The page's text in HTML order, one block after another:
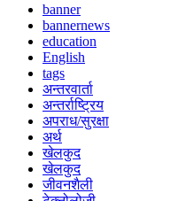
banner
bannernews
education
English
tags
अन्तरवार्ता
अन्तर्राष्ट्रिय
अपराध/सुरक्षा
अर्थ
खेलकुद
खेलकुद
जीवनशैली